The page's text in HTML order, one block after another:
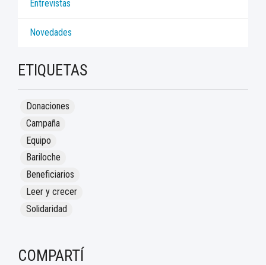
Entrevistas
Novedades
ETIQUETAS
Donaciones
Campaña
Equipo
Bariloche
Beneficiarios
Leer y crecer
Solidaridad
COMPARTÍ